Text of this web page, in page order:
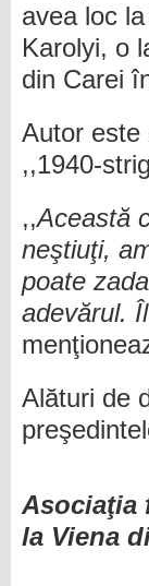
avea loc
Karolyi, o
din Carei
Autor este
,,1940-
,,Această
neştiuţi,
poate
adevărul.
Alături de
Asociaţia
la Viena